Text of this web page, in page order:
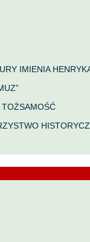
IMIENIA